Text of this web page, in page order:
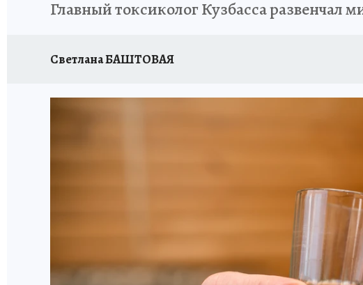
Главный токсиколог Кузбасса развенчал
Светлана БАШТОВАЯ